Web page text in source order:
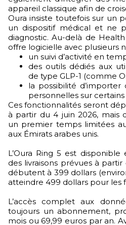
appareil classique afin de
Oura insiste toutefois sur un
un dispositif médical et ne
diagnostic. Au-delà de
offre logicielle avec plusieurs
un suivi d’activité en
des outils dédiés aux
de type GLP-1 (comme
la possibilité
personnelles sur
Ces fonctionnalités seront
à partir du 4 juin 2026, mais
un premier temps limitées
aux Émirats arabes unis.
L’Oura Ring 5 est
des livraisons prévues à
débutent à 399 dollars
atteindre 499 dollars pour les
L’accès complet aux
toujours un abonnement,
mois ou 69,99 euros par an.